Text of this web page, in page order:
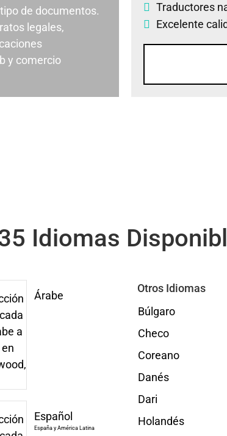
de documentos.
legales,
y comercio
Traductores
Excelente
Idiomas
Árabe
Español
España y América Latina
Otros Idiomas
Búlgaro
Checo
Coreano
Danés
Dari
Holandés